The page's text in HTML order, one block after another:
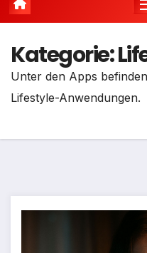
Kategorie:
Unter den Apps
Lifestyle-Anwendungen.